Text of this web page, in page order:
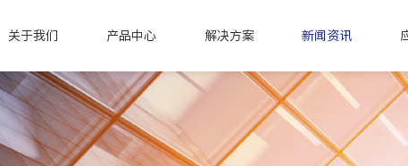
关于我们 产品中心 解决方案 新闻资讯